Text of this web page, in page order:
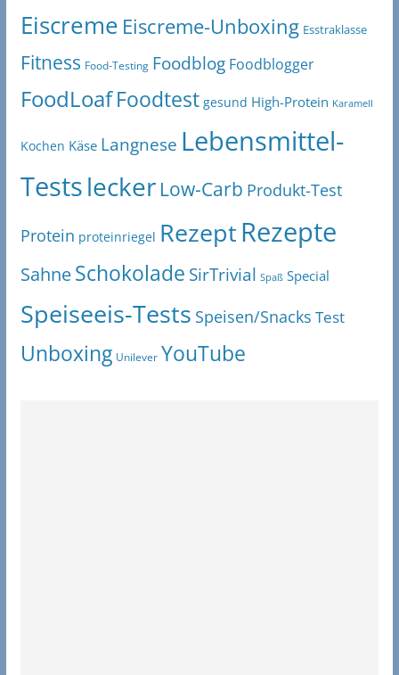
Eiscreme Eiscreme-Unboxing Esstraklasse
Fitness Food-Testing Foodblog Foodblogger
FoodLoaf Foodtest gesund High-Protein Karamell
Kochen Käse Langnese Lebensmittel-
Testslecker Low-Carb Produkt-Test
Protein proteinriegel RezeptRezepte
SahneSchokolade SirTrivial Spaß Special
Speiseeis-Tests Speisen/Snacks Test
Unboxing Unilever YouTube